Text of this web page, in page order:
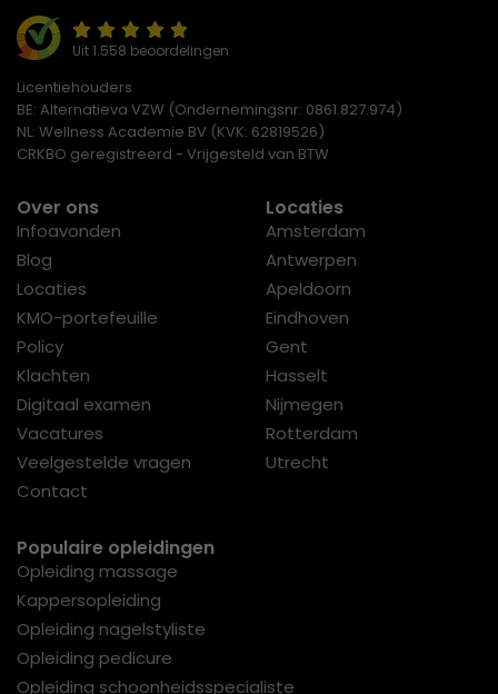
Uit 1.558 beoordelingen
Licentiehouders
BE: Alternatieva VZW (Ondernemingsnr: 0861.827.974)
NL: Wellness Academie BV (KVK: 62819526)
CRKBO geregistreerd - Vrijgesteld van BTW
Over ons
Infoavonden
Blog
Locaties
KMO-portefeuille
Policy
Klachten
Digitaal examen
Vacatures
Veelgestelde vragen
Contact
Locaties
Amsterdam
Antwerpen
Apeldoorn
Eindhoven
Gent
Hasselt
Nijmegen
Rotterdam
Utrecht
Populaire opleidingen
Opleiding massage
Kappersopleiding
Opleiding nagelstyliste
Opleiding pedicure
Opleiding schoonheidsspecialiste